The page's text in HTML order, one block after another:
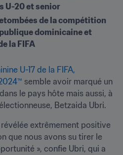
U-20 et senior
de la compétition
dominicaine et
la FIFA
U-17 de la FIFA,
semble avoir marqué un
le pays hôte mais aussi, à
Betzaida Ubri.
révélée extrêmement positive
que nous avons su tirer le
», confie Ubri, qui a